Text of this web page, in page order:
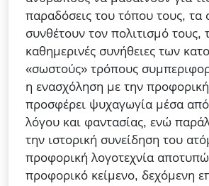
παραδόσεις του τόπου τους, τα
συνθέτουν τον πολιτισμό τους,
καθημερινές συνήθειες των
«σωστούς» τρόπους
η ενασχόληση με την
προσφέρει ψυχαγωγία μέσα από
λόγου και φαντασίας, ενώ
την ιστορική συνείδηση του
προφορική λογοτεχνία
προφορικό κείμενο, δεχόμενη